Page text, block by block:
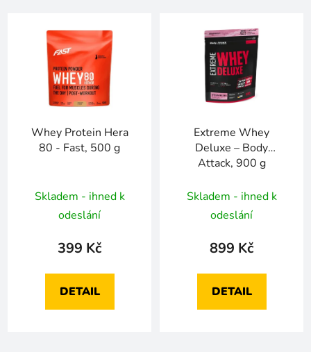
Whey Protein Hera
80 - Fast, 500 g
Skladem - ihned k
odeslání
399 Kč
DETAIL
Extreme Whey
Deluxe – Body
Attack, 900 g
Skladem - ihned k
odeslání
899 Kč
DETAIL